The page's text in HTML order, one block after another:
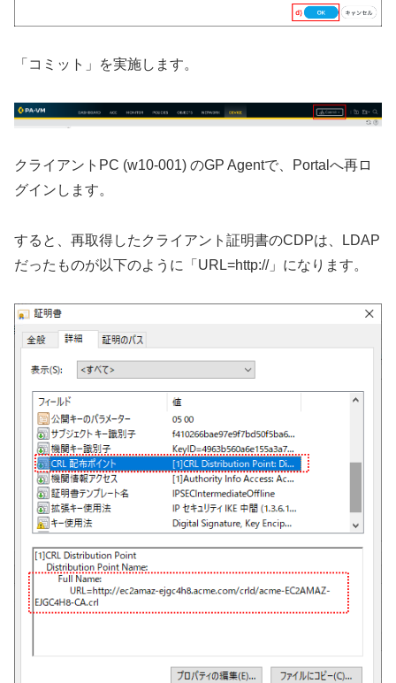
「コミット」を実施します。
クライアントPC (w10-001) のGP Agentで、Portalへ再ロ
グインします。
すると、再取得したクライアント証明書のCDPは、LDAP
だったものが以下のように「URL=http://」になります。